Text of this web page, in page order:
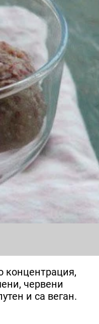
концентрация,
червени
и са веган.